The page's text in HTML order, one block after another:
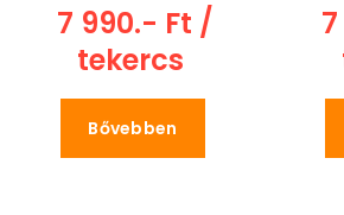
7 990.- Ft /
tekercs
Bővebben